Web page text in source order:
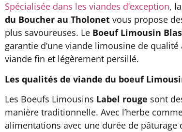
Spécialisée dans les viandes d’exception, la
du Boucher au Tholonet vous propose
plus savoureuses. Le Boeuf Limousin
garantie d’une viande limousine de
viande fin et légèrement persillé.
Les qualités de viande du boeuf
Les Boeufs Limousins Label rouge sont
manière traditionnelle. Avec l’herbe
alimentations avec une durée de